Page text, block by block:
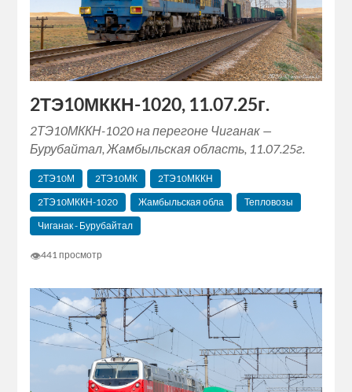
2ТЭ10МККН-1020, 11.07.25г.
2ТЭ10МККН-1020 на перегоне Чиганак —
Бурубайтал, Жамбыльская область, 11.07.25г.
2ТЭ10М 2ТЭ10МК
2ТЭ10МККН
2ТЭ10МККН-1020
Жамбыльская обла
Тепловозы
Чиганак - Бурубайтал
👁441 просмотр